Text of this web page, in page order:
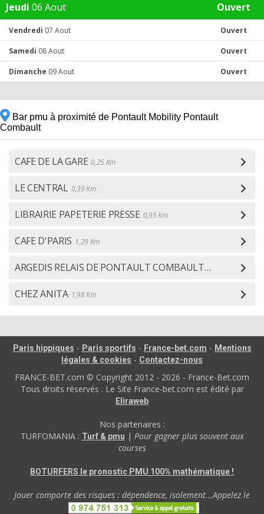
Jeudi 06 Aout Ouvert
Vendredi 07 Aout Ouvert
Samedi 08 Aout Ouvert
Dimanche 09 Aout Ouvert
Bar pmu à proximité de Pontault Mobility Pontault
Combault
CAFE DE LA GARE 0,25 Km
LE CENTRAL 0,39 Km
LIBRAIRIE PAPETERIE PRESSE 0,95 Km
CAFE D'PARIS 1,29 Km
ARGEDIS RELAIS DE PONTAULT COMBAULT1,32 Km
CHEZ ANITA 1,98 Km
Paris hippiques - Paris sportifs - France-bet.com - Mentions
légales & cookies - Contactez-nous
FRANCE-BET.com © Copyright 2012 - 2026 - France-Bet.com
Tous droits réservés . Le Site France-bet.com est édité par
Eliraweb
Nos partenaires :
TURFOMANIA : Turf & pmu | Pour gagner plus souvent aux
courses
BOTURFERS le pronostic PMU 100% mathématique !
Jouer comporte des risques : dépendence, isolement...Appelez le